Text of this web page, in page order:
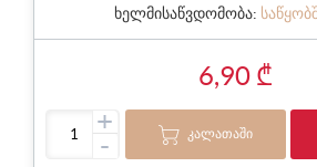
ხელმისაწვდომობა:
6,90 ₾
+
- ᲙᲐᲚᲐᲗᲐᲨᲘ